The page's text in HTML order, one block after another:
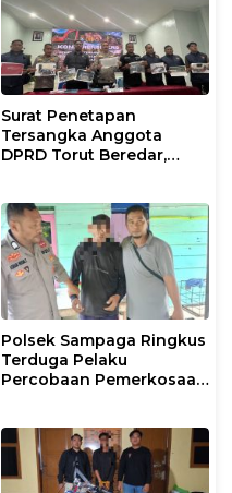
Surat Penetapan
Tersangka Anggota
DPRD Torut Beredar,
Berstatus Saksi
Polsek Sampaga Ringkus
Terduga Pelaku
Percobaan Pemerkosaan